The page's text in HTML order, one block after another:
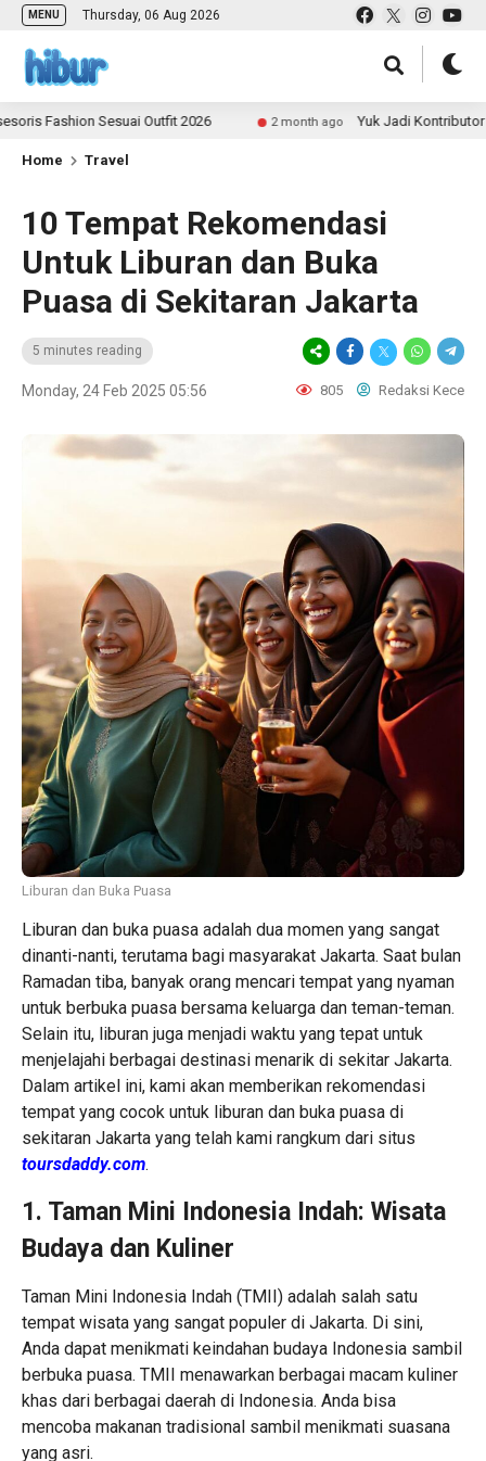
MENU Thursday, 06 Aug 2026
Sesuai Outfit 2026 2 month ago Yuk Jadi Kontributor ULAS.id
Home Travel
10 Tempat Rekomendasi
Untuk Liburan dan Buka
Puasa di Sekitaran Jakarta
5 minutes reading
Monday, 24 Feb 2025 05:56 805 Redaksi Kece
Liburan dan Buka Puasa
Liburan dan buka puasa adalah dua momen yang sangat
dinanti-nanti, terutama bagi masyarakat Jakarta. Saat bulan
Ramadan tiba, banyak orang mencari tempat yang nyaman
untuk berbuka puasa bersama keluarga dan teman-teman.
Selain itu, liburan juga menjadi waktu yang tepat untuk
menjelajahi berbagai destinasi menarik di sekitar Jakarta.
Dalam artikel ini, kami akan memberikan rekomendasi
tempat yang cocok untuk liburan dan buka puasa di
sekitaran Jakarta yang telah kami rangkum dari situs
toursdaddy.com.
1. Taman Mini Indonesia Indah: Wisata
Budaya dan Kuliner
Taman Mini Indonesia Indah (TMII) adalah salah satu
tempat wisata yang sangat populer di Jakarta. Di sini,
Anda dapat menikmati keindahan budaya Indonesia sambil
berbuka puasa. TMII menawarkan berbagai macam kuliner
khas dari berbagai daerah di Indonesia. Anda bisa
mencoba makanan tradisional sambil menikmati suasana
yang asri.